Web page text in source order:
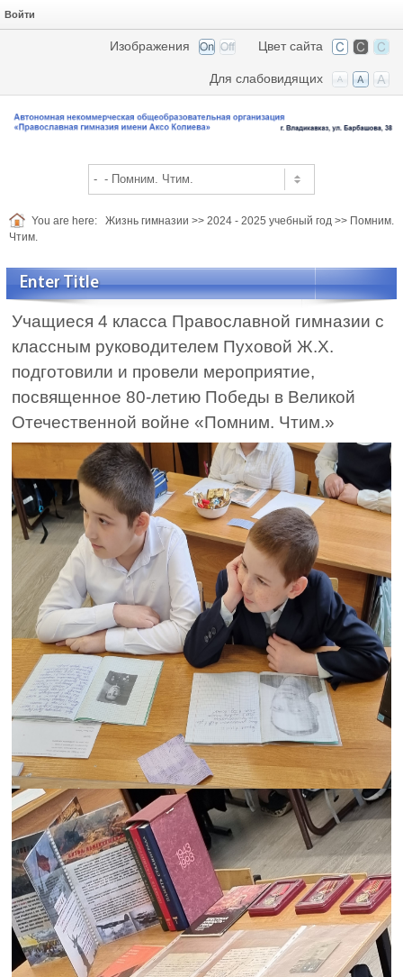
Войти
Цвет сайта
Изображения
Для слабовидящих
You are here: Жизнь гимназии >> 2024 - 2025 учебный год >> Помним.
Чтим.
Enter Title
Учащиеся 4 класса Православной гимназии с
классным руководителем Пуховой Ж.Х.
подготовили и провели мероприятие,
посвященное 80-летию Победы в Великой
Отечественной войне «Помним. Чтим.»